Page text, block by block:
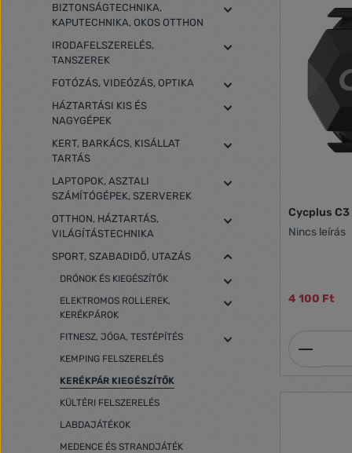
BIZTONSÁGTECHNIKA,
KAPUTECHNIKA, OKOS OTTHON
IRODAFELSZERELÉS,
TANSZEREK
FOTÓZÁS, VIDEÓZÁS, OPTIKA
HÁZTARTÁSI KIS ÉS
NAGYGÉPEK
KERT, BARKÁCS, KISÁLLAT
TARTÁS
LAPTOPOK, ASZTALI
SZÁMÍTÓGÉPEK, SZERVEREK
OTTHON, HÁZTARTÁS,
VILÁGÍTÁSTECHNIKA
SPORT, SZABADIDŐ, UTAZÁS
DRÓNOK ÉS KIEGÉSZÍTŐK
ELEKTROMOS ROLLEREK,
KERÉKPÁROK
FITNESZ, JÓGA, TESTÉPÍTÉS
KEMPING FELSZERELÉS
KERÉKPÁR KIEGÉSZÍTŐK
KÜLTÉRI FELSZERELÉS
LABDAJÁTÉKOK
MEDENCE ÉS STRANDJÁTÉK
Cycplus
Nincs leírás
4 100 Ft